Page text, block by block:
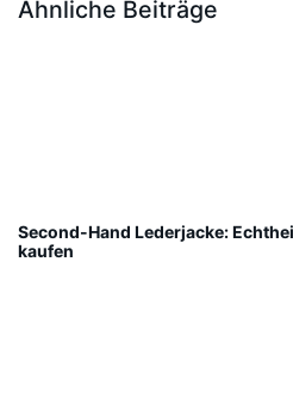
Ähnliche Beiträge
Second-Hand Lederjacke:
kaufen